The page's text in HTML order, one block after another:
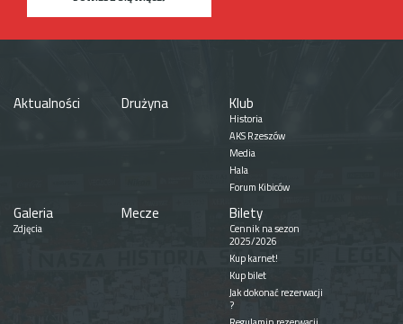
Aktualności Drużyna Klub
Historia
AKS Rzeszów
Media
Hala
Forum Kibiców
Galeria
Zdjęcia
Mecze Bilety
Cennik na sezon
2025/2026
Kup karnet!
Kup bilet
Jak dokonać rezerwacji
?